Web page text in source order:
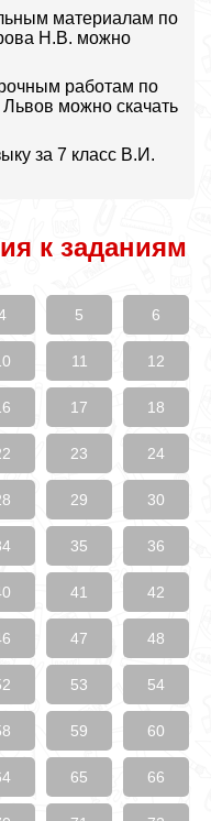
материалам по
Н.В. можно
работам по
Львов можно скачать
за 7 класс В.И.
к заданиям
5 6
11 12
17 18
23 24
29 30
35 36
41 42
47 48
53 54
59 60
65 66